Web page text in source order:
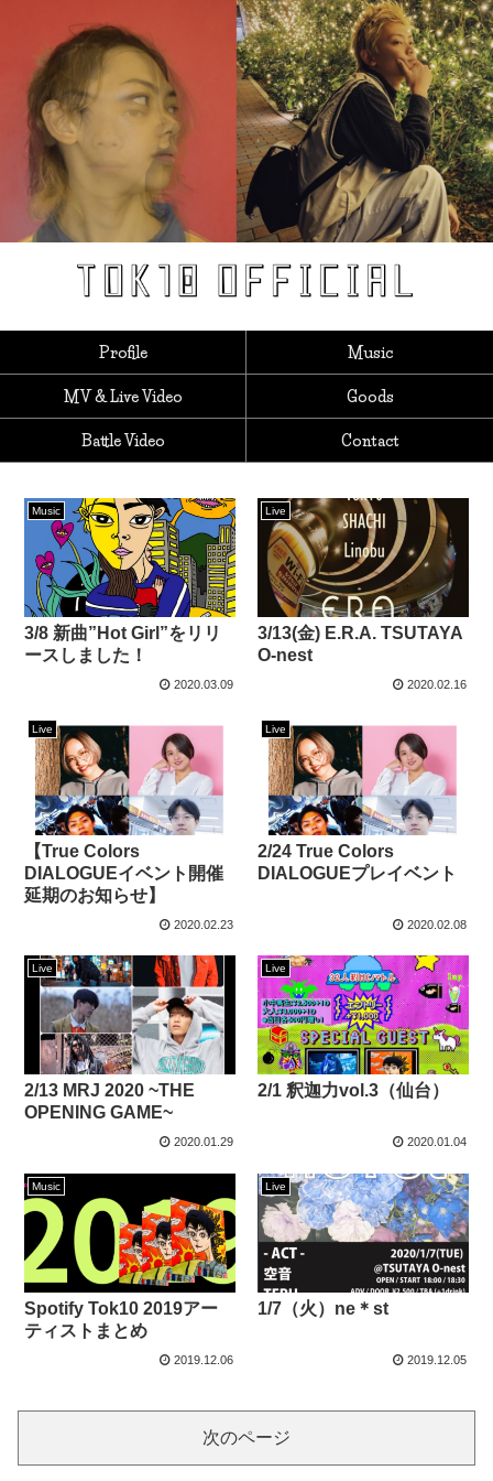
Profile Music
MV & Live Video Goods
Battle Video Contact
Music
3/8 新曲”Hot Girl”をリリ
ースしました！
2020.03.09
Live
3/13(金) E.R.A. TSUTAYA
O-nest
2020.02.16
Live
【True Colors
DIALOGUEイベント開催
延期のお知らせ】
2020.02.23
Live
2/24 True Colors
DIALOGUEプレイベント
2020.02.08
Live
2/13 MRJ 2020 ~THE
OPENING GAME~
2020.01.29
Live
2/1 釈迦力vol.3（仙台）
2020.01.04
Music
Spotify Tok10 2019アー
ティストまとめ
2019.12.06
Live
1/7（火）ne＊st
2019.12.05
次のページ